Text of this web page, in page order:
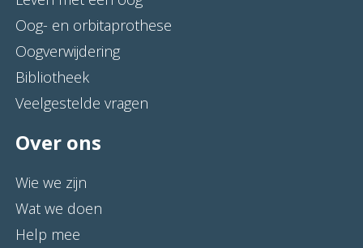
Oog- en orbitaprothese
Oogverwijdering
Bibliotheek
Veelgestelde vragen
Over ons
Wie we zijn
Wat we doen
Help mee